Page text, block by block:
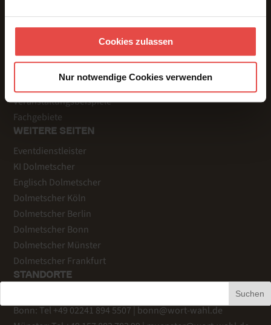
Cookies zulassen
Nur notwendige Cookies verwenden
Suchen
Untertitelung
Team
Veranstaltungsbeispiele
Fachgebiete
WEITERE SEITEN
Eventdienstleister
KI Dolmetscher
Englisch Dolmetscher
Dolmetscher Köln
Dolmetscher Berlin
Dolmetscher Bonn
Dolmetscher Münster
Dolmetscher Frankfurt
STANDORTE
Bonn: Tel +49 02241 894 5507 | bonn@wort-wahl.de